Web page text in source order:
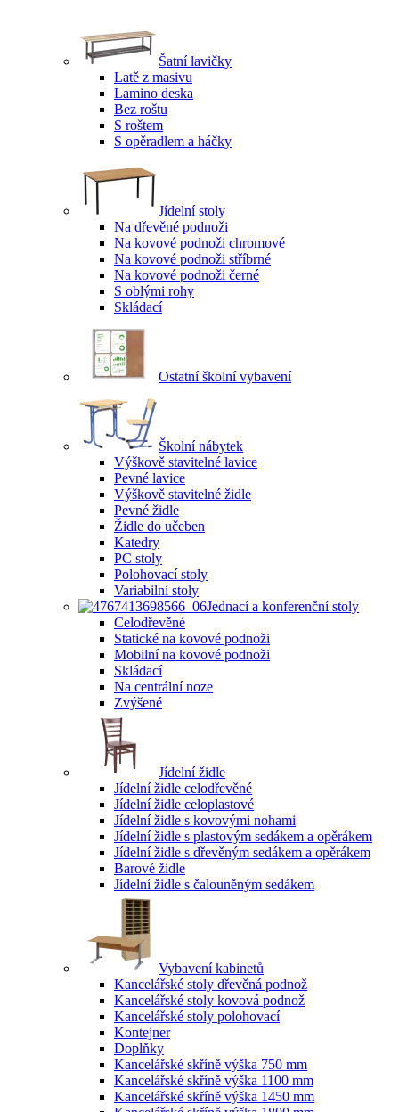
Šatní lavičky
Latě z masivu
Lamino deska
Bez roštu
S roštem
S opěradlem a háčky
Jídelní stoly
Na dřevěné podnoži
Na kovové podnoži chromové
Na kovové podnoži stříbrné
Na kovové podnoži černé
S oblými rohy
Skládací
Ostatní školní vybavení
Školní nábytek
Výškově stavitelné lavice
Pevné lavice
Výškově stavitelné židle
Pevné židle
Židle do učeben
Katedry
PC stoly
Polohovací stoly
Variabilní stoly
Jednací a konferenční stoly
Celodřevěné
Statické na kovové podnoži
Mobilní na kovové podnoži
Skládací
Na centrální noze
Zvýšené
Jídelní židle
Jídelní židle celodřevěné
Jídelní židle celoplastové
Jídelní židle s kovovými nohami
Jídelní židle s plastovým sedákem a opěrákem
Jídelní židle s dřevěným sedákem a opěrákem
Barové židle
Jídelní židle s čalouněným sedákem
Vybavení kabinetů
Kancelářské stoly dřevěná podnož
Kancelářské stoly kovová podnož
Kancelářské stoly polohovací
Kontejner
Doplňky
Kancelářské skříně výška 750 mm
Kancelářské skříně výška 1100 mm
Kancelářské skříně výška 1450 mm